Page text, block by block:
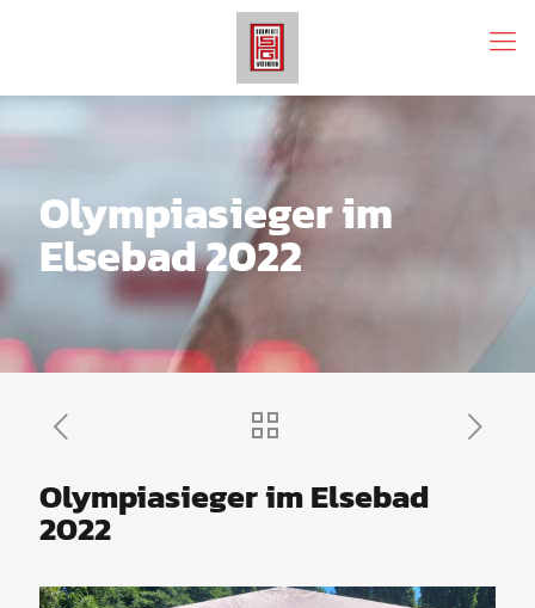
Olympiasieger im
Elsebad 2022
Olympiasieger im Elsebad
2022